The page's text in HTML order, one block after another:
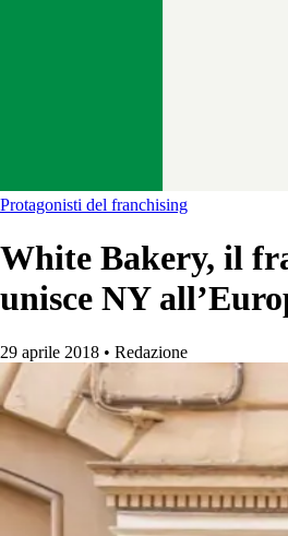
Protagonisti del franchising
White Bakery, il
unisce NY
29 aprile 2018 • Redazione